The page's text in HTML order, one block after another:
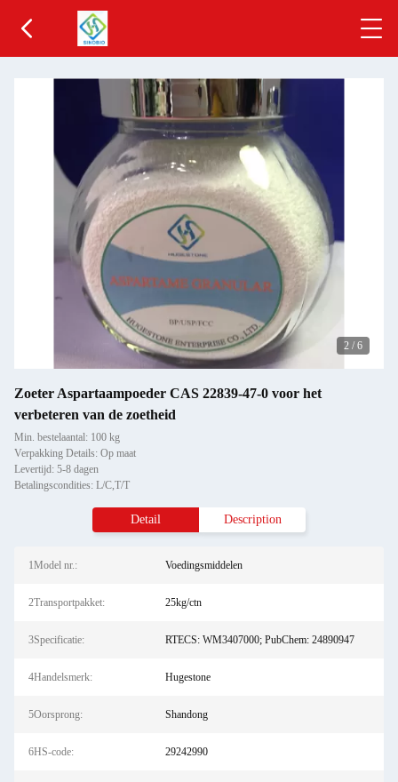
2 / 6
Zoeter Aspartaampoeder CAS 22839-47-0 voor het
verbeteren van de zoetheid
Min. bestelaantal: 100 kg
Verpakking Details: Op maat
Levertijd: 5-8 dagen
Betalingscondities: L/C,T/T
Detail Description
1Model nr.: Voedingsmiddelen
2Transportpakket: 25kg/ctn
3Specificatie: RTECS: WM3407000; PubChem: 24890947
4Handelsmerk: Hugestone
5Oorsprong: Shandong
6HS-code: 29242990